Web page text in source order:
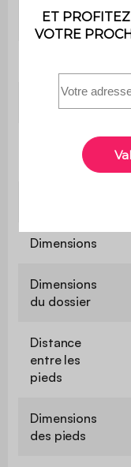
Utilisation
Montage
Dimensions
Dimensions
du dossier
Distance
entre les
pieds
Dimensions
des pieds